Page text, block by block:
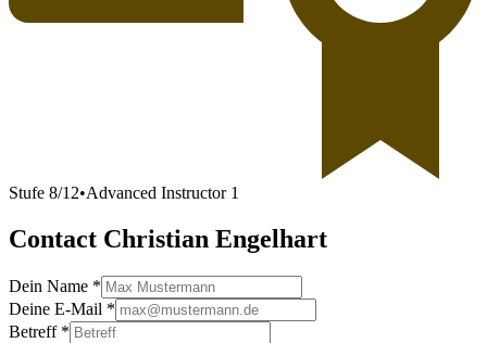
Stufe 8/12•Advanced Instructor 1
Contact Christian Engelhart
Dein Name *
Deine E-Mail *
Betreff *